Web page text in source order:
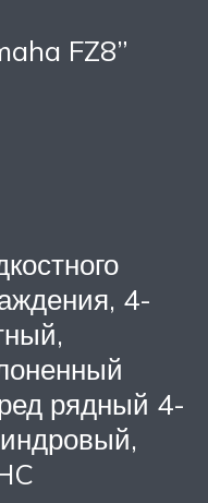
FZ8”
4-
рядный 4-